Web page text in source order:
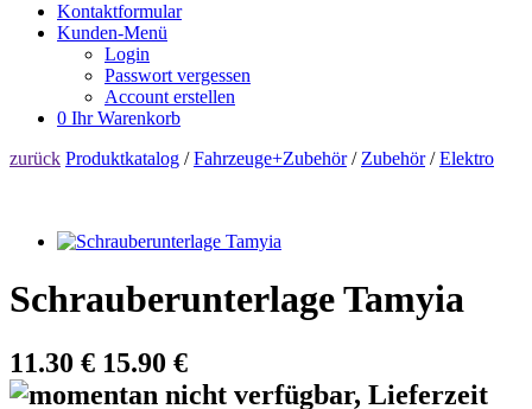
Kontaktformular
Kunden-Menü
Login
Passwort vergessen
Account erstellen
0 Ihr Warenkorb
zurück Produktkatalog /Fahrzeuge+Zubehör/ Zubehör/Elektro
Schrauberunterlage Tamyia
11.30 € 15.90 €